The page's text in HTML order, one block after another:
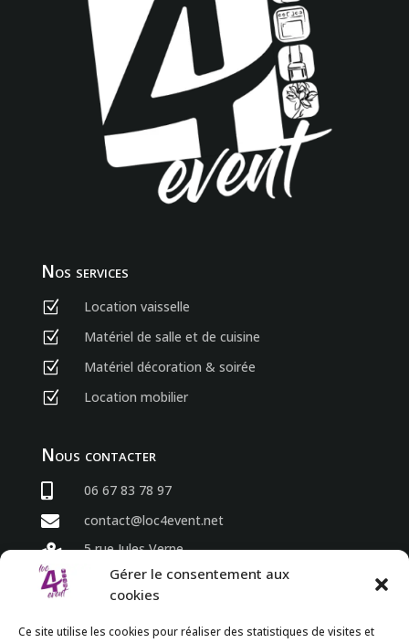
Gérer le consentement aux
cookies
Ce site utilise les cookies pour réaliser des statistiques de visites et
Nos services
Z Location vaisselle
Z Matériel de salle et de cuisine
Z Matériel décoration & soirée
Z Location mobilier
Nous contacter
 06 67 83 78 97
 contact@loc4event.net

5 rue Jules Verne
86800 Sèvres Anxaumont